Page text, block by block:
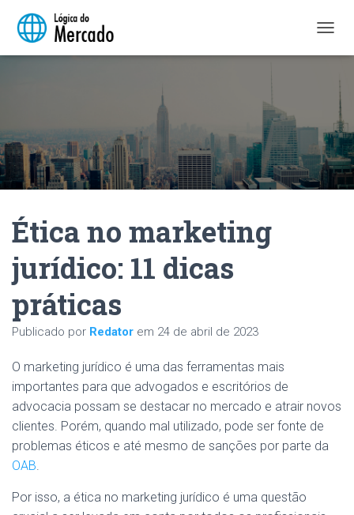
L
A
R
N
A
V
Ética no marketing
jurídico: 11 dicas
práticas
Publicado por Redator em 24 de abril de 2023
O marketing jurídico é uma das ferramentas mais
importantes para que advogados e escritórios de
advocacia possam se destacar no mercado e atrair novos
clientes. Porém, quando mal utilizado, pode ser fonte de
problemas éticos e até mesmo de sanções por parte da
OAB.
Por isso, a ética no marketing jurídico é uma questão